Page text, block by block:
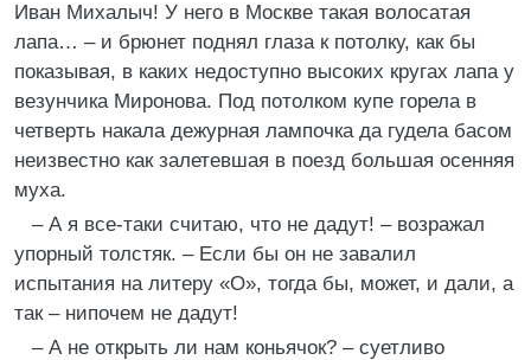
Иван Михалыч! У него в Москве такая волосатая
лапа… – и брюнет поднял глаза к потолку, как бы
показывая, в каких недоступно высоких кругах лапа у
везунчика Миронова. Под потолком купе горела в
четверть накала дежурная лампочка да гудела басом
неизвестно как залетевшая в поезд большая осенняя
муха.
– А я все-таки считаю, что не дадут! – возражал
упорный толстяк. – Если бы он не завалил
испытания на литеру «О», тогда бы, может, и дали, а
так – нипочем не дадут!
– А не открыть ли нам коньячок? – суетливо